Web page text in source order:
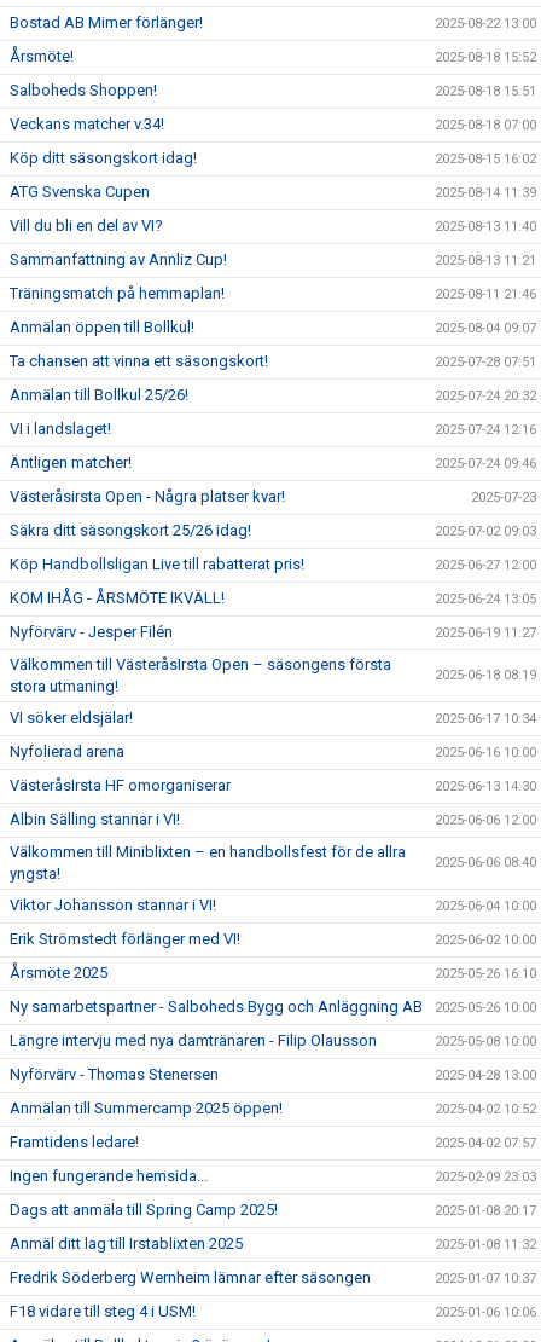
Bostad AB Mimer förlänger! 2025-08-22 13:00
Årsmöte! 2025-08-18 15:52
Salboheds Shoppen! 2025-08-18 15:51
Veckans matcher v.34! 2025-08-18 07:00
Köp ditt säsongskort idag! 2025-08-15 16:02
ATG Svenska Cupen 2025-08-14 11:39
Vill du bli en del av VI? 2025-08-13 11:40
Sammanfattning av Annliz Cup! 2025-08-13 11:21
Träningsmatch på hemmaplan! 2025-08-11 21:46
Anmälan öppen till Bollkul! 2025-08-04 09:07
Ta chansen att vinna ett säsongskort! 2025-07-28 07:51
Anmälan till Bollkul 25/26! 2025-07-24 20:32
VI i landslaget! 2025-07-24 12:16
Äntligen matcher! 2025-07-24 09:46
Västeråsirsta Open - Några platser kvar! 2025-07-23
Säkra ditt säsongskort 25/26 idag! 2025-07-02 09:03
Köp Handbollsligan Live till rabatterat pris! 2025-06-27 12:00
KOM IHÅG - ÅRSMÖTE IKVÄLL! 2025-06-24 13:05
Nyförvärv - Jesper Filén 2025-06-19 11:27
Välkommen till VästeråsIrsta Open – säsongens första
stora utmaning!
2025-06-18 08:19
VI söker eldsjälar! 2025-06-17 10:34
Nyfolierad arena 2025-06-16 10:00
VästeråsIrsta HF omorganiserar 2025-06-13 14:30
Albin Sälling stannar i VI! 2025-06-06 12:00
Välkommen till Miniblixten – en handbollsfest för de allra
yngsta!
2025-06-06 08:40
Viktor Johansson stannar i VI! 2025-06-04 10:00
Erik Strömstedt förlänger med VI! 2025-06-02 10:00
Årsmöte 2025 2025-05-26 16:10
Ny samarbetspartner - Salboheds Bygg och Anläggning AB 2025-05-26 10:00
Längre intervju med nya damtränaren - Filip Olausson 2025-05-08 10:00
Nyförvärv - Thomas Stenersen 2025-04-28 13:00
Anmälan till Summercamp 2025 öppen! 2025-04-02 10:52
Framtidens ledare! 2025-04-02 07:57
Ingen fungerande hemsida... 2025-02-09 23:03
Dags att anmäla till Spring Camp 2025! 2025-01-08 20:17
Anmäl ditt lag till Irstablixten 2025 2025-01-08 11:32
Fredrik Söderberg Wernheim lämnar efter säsongen 2025-01-07 10:37
F18 vidare till steg 4 i USM! 2025-01-06 10:06